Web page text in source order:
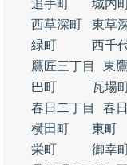
追手町 城内町
西草深町
東草
緑町
西千
鷹匠三丁目
東
巴町
瓦場
春日二丁目
春
横田町
東町
栄町
御幸